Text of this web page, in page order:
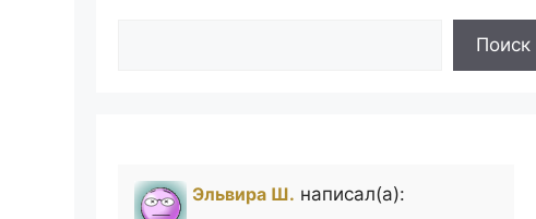
Поиск
Эльвира Ш. написал(а):